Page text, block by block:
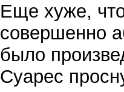
Еще хуже,
совершенно
было
Суарес